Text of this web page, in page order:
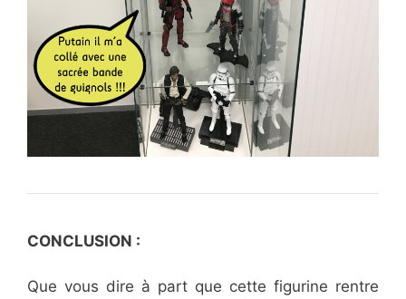
CONCLUSION :
Que vous dire à part que cette figurine rentre